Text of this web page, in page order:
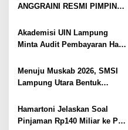
ANGGRAINI RESMI PIMPIN
BAWA KOMITMEN PERKUAT
KAMTIBMAS DAN
Akademisi UIN Lampung
Minta Audit Pembayaran Hak
Kepastian Hukum Tak Boleh
Berlarut
Menuju Muskab 2026, SMSI
Lampung Utara Bentuk
Kepengurusan
Hamartoni Jelaskan Soal
Pinjaman Rp140 Miliar ke PT